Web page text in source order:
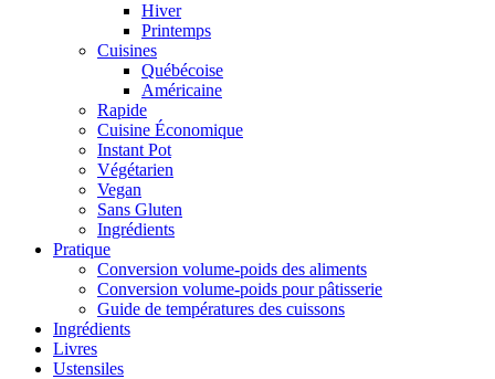
Hiver
Printemps
Cuisines
Québécoise
Américaine
Rapide
Cuisine Économique
Instant Pot
Végétarien
Vegan
Sans Gluten
Ingrédients
Pratique
Conversion volume-poids des aliments
Conversion volume-poids pour pâtisserie
Guide de températures des cuissons
Ingrédients
Livres
Ustensiles